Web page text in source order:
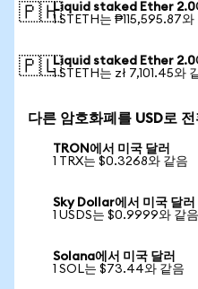
🇵🇭Liquid staked Ether 2.0
1 STETH는 ₱115,595.87와
🇵🇱Liquid staked Ether 2.0
1 STETH는 zł 7,101.45와
다른 암호화폐를 USD로
TRON에서 미국 달러
1 TRX는 $0.3268와 같음
Sky Dollar에서 미국 달러
1 USDS는 $0.9999와 같음
Solana에서 미국 달러
1 SOL는 $73.44와 같음